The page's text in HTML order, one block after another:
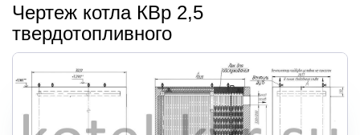
Чертеж котла КВр 2,5
твердотопливного